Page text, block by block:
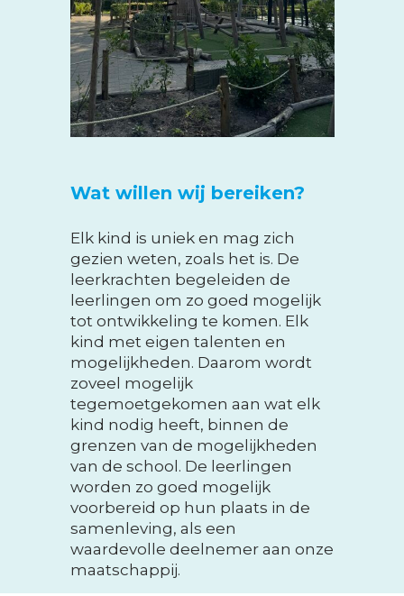
Wat willen wij bereiken?
Elk kind is uniek en mag zich
gezien weten, zoals het is. De
leerkrachten begeleiden de
leerlingen om zo goed mogelijk
tot ontwikkeling te komen. Elk
kind met eigen talenten en
mogelijkheden. Daarom wordt
zoveel mogelijk
tegemoetgekomen aan wat elk
kind nodig heeft, binnen de
grenzen van de mogelijkheden
van de school. De leerlingen
worden zo goed mogelijk
voorbereid op hun plaats in de
samenleving, als een
waardevolle deelnemer aan onze
maatschappij.